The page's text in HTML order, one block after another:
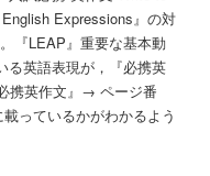
Expressions』の対
『LEAP』重要な基本動
る英語表現が，『必携英
携英作文』→ ページ番
っているかがわかるよう